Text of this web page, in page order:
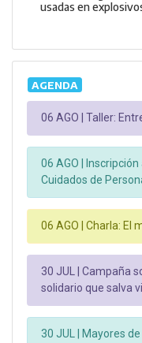
usadas en
AGENDA
06 AGO | Taller:
06 AGO |
Cuidados de
06 AGO | Charla: El
30 JUL | Campaña
solidario que salva
30 JUL |
Mayores